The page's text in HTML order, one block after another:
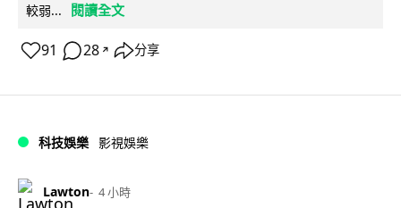
較弱...
閱讀全文
91 28 ↗ 分享
科技娛樂 影視娛樂
Lawton 4 小時